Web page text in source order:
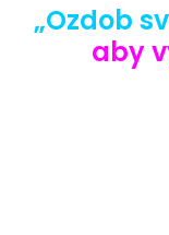
„Ozdob
aby